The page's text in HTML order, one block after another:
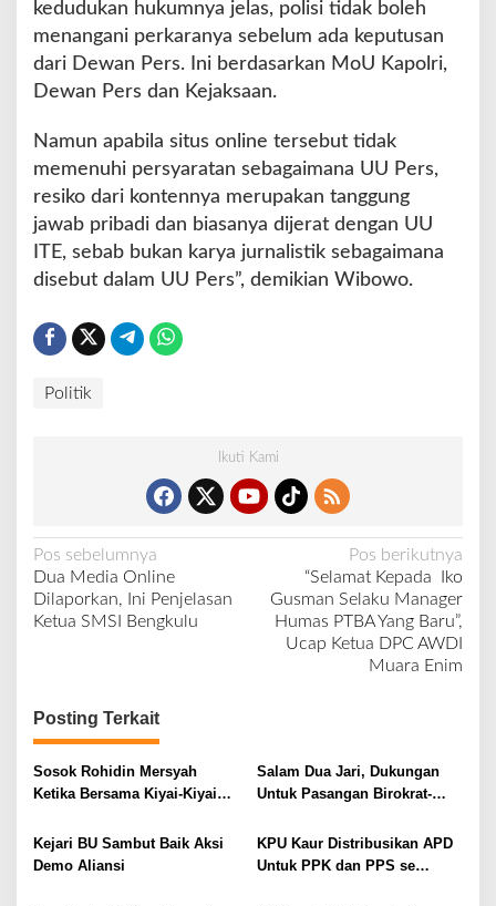
kedudukan hukumnya jelas, polisi tidak boleh
menangani perkaranya sebelum ada keputusan
dari Dewan Pers. Ini berdasarkan MoU Kapolri,
Dewan Pers dan Kejaksaan.
Namun apabila situs online tersebut tidak
memenuhi persyaratan sebagaimana UU Pers,
resiko dari kontennya merupakan tanggung
jawab pribadi dan biasanya dijerat dengan UU
ITE, sebab bukan karya jurnalistik sebagaimana
disebut dalam UU Pers”, demikian Wibowo.
Politik
Ikuti Kami
N
a
v
a
s
i
p
o
s
Pos sebelumnya
Dua Media Online
Dilaporkan, Ini Penjelasan
Ketua SMSI Bengkulu
Pos berikutnya
“Selamat Kepada Iko
Gusman Selaku Manager
Humas PTBA Yang Baru”,
Ucap Ketua DPC AWDI
Muara Enim
Posting Terkait
Sosok Rohidin Mersyah
Ketika Bersama Kiyai-Kiyai
Salam Dua Jari, Dukungan
Untuk Pasangan Birokrat-
Mengalir.
Kejari BU Sambut Baik Aksi
Demo Aliansi
KPU Kaur Distribusikan APD
Untuk PPK dan PPS se